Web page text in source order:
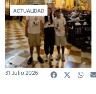
ACTUALIDAD
31 Julio 2026